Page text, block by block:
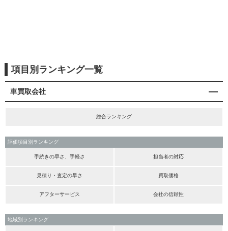
項目別ランキング一覧
車買取会社
総合ランキング
評価項目別ランキング
手続きの早さ、手軽さ 担当者の対応
見積り・査定の早さ 買取価格
アフターサービス 会社の信頼性
地域別ランキング